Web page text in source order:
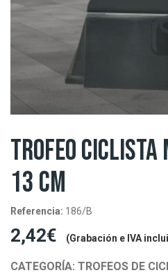
TROFEO
13 CM
Referencia: 186/B
2,42€ (Grabación e IVA
CATEGORÍA: TROFEOS DE